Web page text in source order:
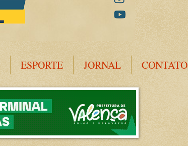
ESPORTE JORNAL CONTATO